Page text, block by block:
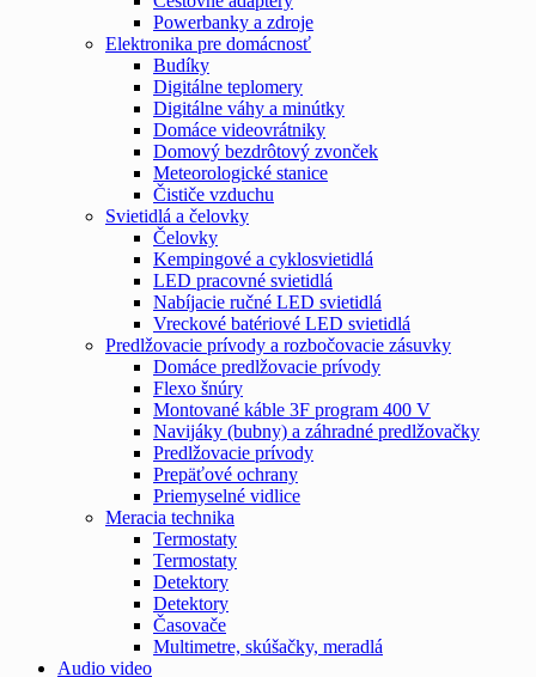
Powerbanky a zdroje
Elektronika pre domácnosť
Budíky
Digitálne teplomery
Digitálne váhy a minútky
Domáce videovrátniky
Domový bezdrôtový zvonček
Meteorologické stanice
Čističe vzduchu
Svietidlá a čelovky
Čelovky
Kempingové a cyklosvietidlá
LED pracovné svietidlá
Nabíjacie ručné LED svietidlá
Vreckové batériové LED svietidlá
Predlžovacie prívody a rozbočovacie zásuvky
Domáce predlžovacie prívody
Flexo šnúry
Montované káble 3F program 400 V
Navijáky (bubny) a záhradné predlžovačky
Predlžovacie prívody
Prepäťové ochrany
Priemyselné vidlice
Meracia technika
Termostaty
Termostaty
Detektory
Detektory
Časovače
Multimetre, skúšačky, meradlá
Audio video